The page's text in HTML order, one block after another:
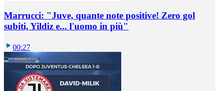
Marrucci: "Juve, quante note positive! Zero gol
subiti, Yildiz e... l'uomo in più"
00:27